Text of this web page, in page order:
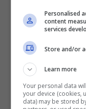
lattina, dato che
bevendola si
sostanze assai
Personalised
content
services
Store and/or
Learn more
Your personal data
your device (cookies,
data) may be stored